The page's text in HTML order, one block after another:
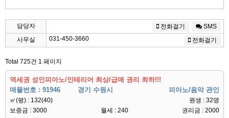
담당자 SMS
전화걸기
사무실
031-450-3660 전화걸기
Total 725건 1 페이지
역세권 성인피아노/인테리어 최상/급매 권리 최하!!!
매물번호 : 91946
경기 수원시 피아노/음악 관인
㎡(평) : 132(40)
원생 : 32명
보증금 : 3000
월세 : 240 권리금 : 2000